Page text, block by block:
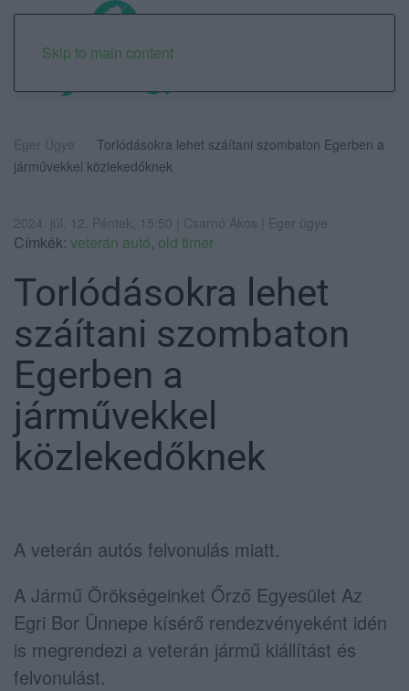
Skip to main content
Eger Ügye
Torlódásokra lehet száítani szombaton Egerben a
járművekkel közlekedőknek
2024. júl. 12. Péntek, 15:50 | Csarnó Ákos | Eger ügye
Címkék: veterán autó, old timer
Torlódásokra lehet
száítani szombaton
Egerben a
járművekkel
közlekedőknek
A veterán autós felvonulás miatt.
A Jármű Örökségeinket Őrző Egyesület Az
Egri Bor Ünnepe kísérő rendezvényeként idén
is megrendezi a veterán jármű kiállítást és
felvonulást.